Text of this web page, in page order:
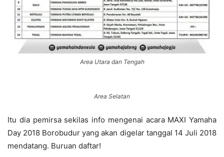
Area Utara dan Tengah
Area Selatan
Itu dia pemirsa sekilas info mengenai acara MAXI Yamaha
Day 2018 Borobudur yang akan digelar tanggal 14 Juli 2018
mendatang. Buruan daftar!